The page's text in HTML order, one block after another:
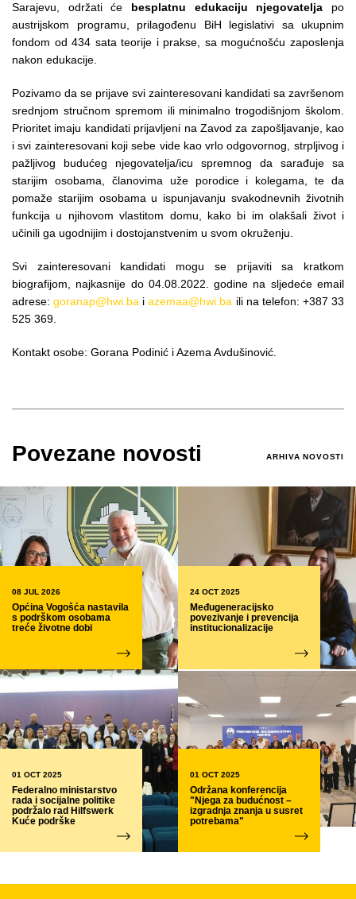
Sarajevu, održati će
besplatnu edukaciju njegovatelja
po
austrijskom programu, prilagođenu BiH legislativi sa ukupnim
fondom od 434 sata teorije i prakse, sa mogućnošću zaposlenja
nakon edukacije.
Pozivamo da se prijave svi zainteresovani kandidati sa završenom
srednjom stručnom spremom ili minimalno trogodišnjom školom.
Prioritet imaju kandidati prijavljeni na Zavod za zapošljavanje, kao
i svi zainteresovani koji sebe vide kao vrlo odgovornog, strpljivog i
pažljivog budućeg njegovatelja/icu spremnog da sarađuje sa
starijim osobama, članovima uže porodice i kolegama, te da
pomaže starijim osobama u ispunjavanju svakodnevnih životnih
funkcija u njihovom vlastitom domu, kako bi im olakšali život i
učinili ga ugodnijim i dostojanstvenim u svom okruženju.
Svi zainteresovani kandidati mogu se prijaviti sa kratkom
biografijom, najkasnije do 04.08.2022. godine na sljedeće email
adrese: goranap@hwi.ba iazemaa@hwi.ba ili na telefon: +387 33
525 369.
Kontakt osobe: Gorana Podinić i Azema Avdušinović.
Povezane novosti ARHIVA NOVOSTI
08 JUL 2026
Općina Vogošća nastavila
s podrškom osobama
treće životne dobi
Vrijeme čitanja 2 min
24 OCT 2025
Međugeneracijsko
povezivanje i prevencija
institucionalizacije
Vrijeme čitanja 4 min
01 OCT 2025
Federalno ministarstvo
rada i socijalne politike
podržalo rad Hilfswerk
Kuće podrške
Vrijeme čitanja 2 min
01 OCT 2025
Održana konferencija
"Njega za budućnost –
izgradnja znanja u susret
potrebama"
Vrijeme čitanja 3 min